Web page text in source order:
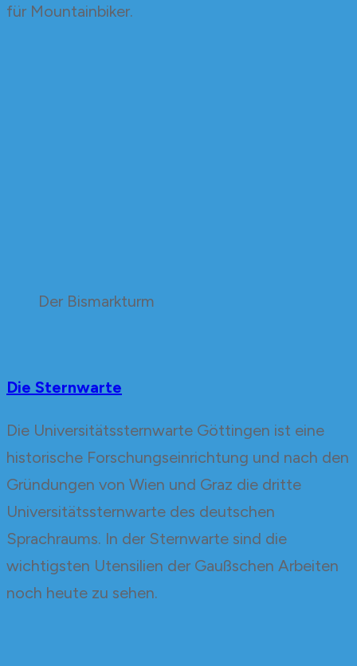
für Mountainbiker.
Der Bismarkturm
Die Sternwarte
Die Universitätssternwarte Göttingen ist eine
historische Forschungseinrichtung und nach den
Gründungen von Wien und Graz die dritte
Universitätssternwarte des deutschen
Sprachraums. In der Sternwarte sind die
wichtigsten Utensilien der Gaußschen Arbeiten
noch heute zu sehen.